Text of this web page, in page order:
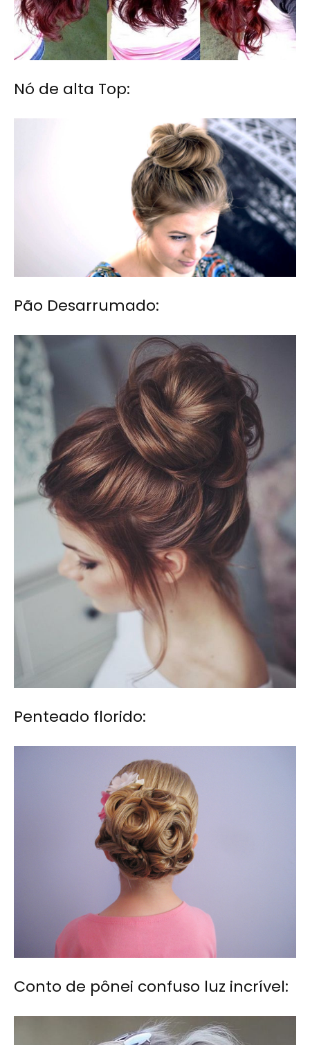
Nó de alta Top:
Pão Desarrumado:
Penteado florido:
Conto de pônei confuso luz incrível: